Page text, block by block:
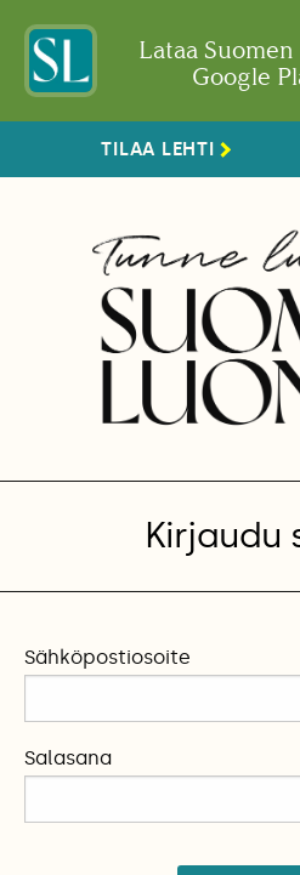
Lataa
Google
TILAA LEHTI
Kirjaudu
Sähköpostiosoite
Salasana